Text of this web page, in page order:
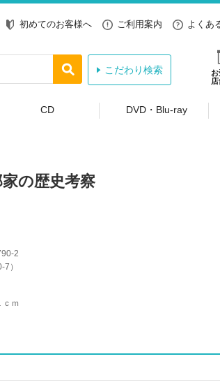
初めてのお客様へ ご利用案内 よくあ
お
こだわり検索
CD DVD・Blu-ray
の歴史考察
2
7 ）
ｍ